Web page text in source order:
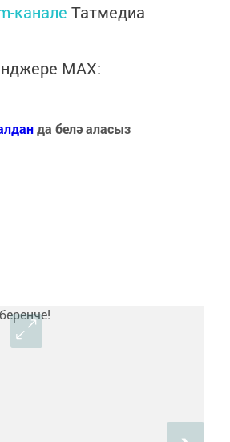
канале Татмедиа
MАХ:
да белә аласыз